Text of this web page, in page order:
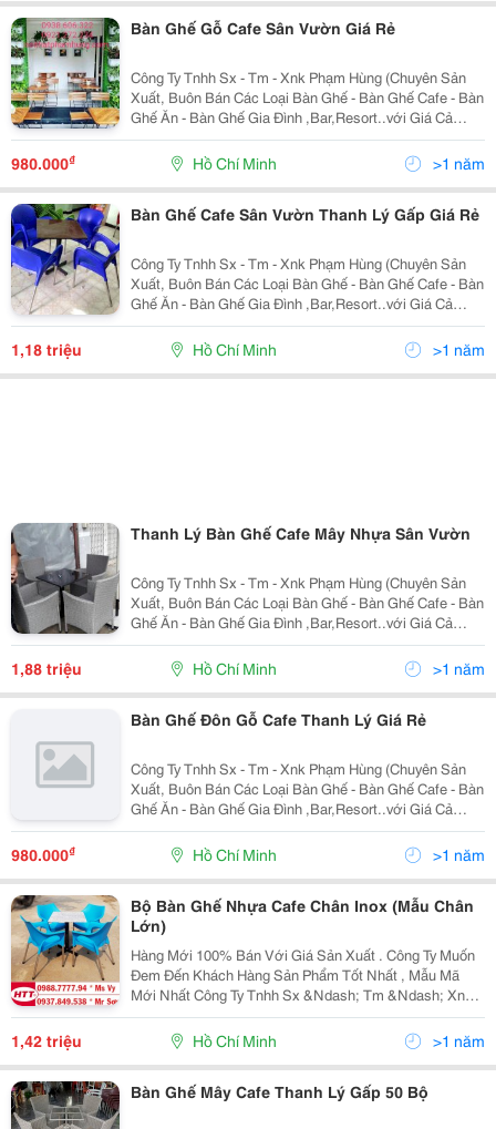
Bàn Ghế Gỗ Cafe Sân Vườn Giá Rẻ
Công Ty Tnhh Sx - Tm - Xnk Phạm Hùng (Chuyên Sản
Xuất, Buôn Bán Các Loại Bàn Ghế - Bàn Ghế Cafe - Bàn
Ghế Ăn - Bàn Ghế Gia Đình ,Bar,Resort..với Giá Cả
Cạnh Tranh Của Nhà Sản Xuất,Nhiều Mẫu Mã Đa
Dạng,Bảo Hành 12 Tháng,Vận Chuyển Miễn Phí,Uy Tín
980.000₫ Hồ Chí Minh >1 năm
Bàn Ghế Cafe Sân Vườn Thanh Lý Gấp Giá Rẻ
Công Ty Tnhh Sx - Tm - Xnk Phạm Hùng (Chuyên Sản
Xuất, Buôn Bán Các Loại Bàn Ghế - Bàn Ghế Cafe - Bàn
Ghế Ăn - Bàn Ghế Gia Đình ,Bar,Resort..với Giá Cả
Cạnh Tranh Của Nhà Sản Xuất,Nhiều Mẫu Mã Đa
Dạng,Bảo Hành 12 Tháng,Vận Chuyển Miễn Phí,Uy Tín
1,18 triệu Hồ Chí Minh >1 năm
Thanh Lý Bàn Ghế Cafe Mây Nhựa Sân Vườn
Công Ty Tnhh Sx - Tm - Xnk Phạm Hùng (Chuyên Sản
Xuất, Buôn Bán Các Loại Bàn Ghế - Bàn Ghế Cafe - Bàn
Ghế Ăn - Bàn Ghế Gia Đình ,Bar,Resort..với Giá Cả
Cạnh Tranh Của Nhà Sản Xuất,Nhiều Mẫu Mã Đa
Dạng,Bảo Hành 12 Tháng,Vận Chuyển Miễn Phí,Uy Tín
1,88 triệu Hồ Chí Minh >1 năm
Bàn Ghế Đôn Gỗ Cafe Thanh Lý Giá Rẻ
Công Ty Tnhh Sx - Tm - Xnk Phạm Hùng (Chuyên Sản
Xuất, Buôn Bán Các Loại Bàn Ghế - Bàn Ghế Cafe - Bàn
Ghế Ăn - Bàn Ghế Gia Đình ,Bar,Resort..với Giá Cả
Cạnh Tranh Của Nhà Sản Xuất,Nhiều Mẫu Mã Đa
Dạng,Bảo Hành 12 Tháng,Vận Chuyển Miễn Phí,Uy Tín
980.000₫ Hồ Chí Minh >1 năm
Bộ Bàn Ghế Nhựa Cafe Chân Inox (Mẫu Chân
Lớn)
Hàng Mới 100% Bán Với Giá Sản Xuất . Công Ty Muốn
Đem Đến Khách Hàng Sản Phẩm Tốt Nhất , Mẫu Mã
Mới Nhất Công Ty Tnhh Sx &Ndash; Tm &Ndash; Xnk
Hoàng Trung Tín Chuyên Sản Xuất Bàn Ghế Dùng Cho
Các Công Trình Quán : Cafê,Nhà Hàng,Quán...
1,42 triệu Hồ Chí Minh >1 năm
Bàn Ghế Mây Cafe Thanh Lý Gấp 50 Bộ